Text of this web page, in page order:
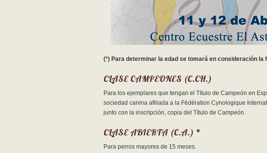
(*) Para determinar la edad se tomará en consideración la
CLASE CAMPEONES (C.CH.)
Para los ejemplares que tengan el Título de Campeón en
sociedad canina afiliada a la Fédération Cynologique
junto con la inscripción, copia del Título de Campeón.
CLASE ABIERTA (C.A.) *
Para perros mayores de 15 meses.